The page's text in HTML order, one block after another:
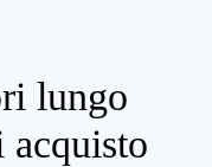
lungo
acquisto